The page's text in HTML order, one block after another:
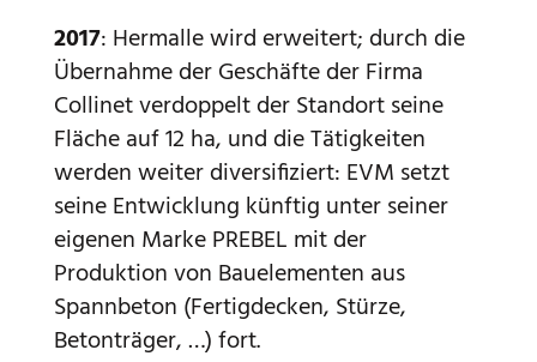
2017: Hermalle wird erweitert; durch die
Übernahme der Geschäfte der Firma
Collinet verdoppelt der Standort seine
Fläche auf 12 ha, und die Tätigkeiten
werden weiter diversifiziert: EVM setzt
seine Entwicklung künftig unter seiner
eigenen Marke PREBEL mit der
Produktion von Bauelementen aus
Spannbeton (Fertigdecken, Stürze,
Betonträger, …) fort.